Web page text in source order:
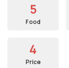
5
Food
4
Price